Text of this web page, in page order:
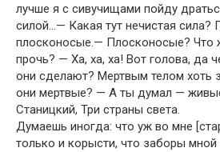
лучше я с сивучищами пойду
силой…— Какая тут нечистая сила?
плосконосые.— Плосконосые? Что
прочь? — Ха, ха, ха! Вот голова, да
они сделают? Мертвым телом хоть
они мертвые? — А ты думал —
Станицкий, Три страны света.
Думаешь иногда: что уж во мне
только и корысти, что заборы мной